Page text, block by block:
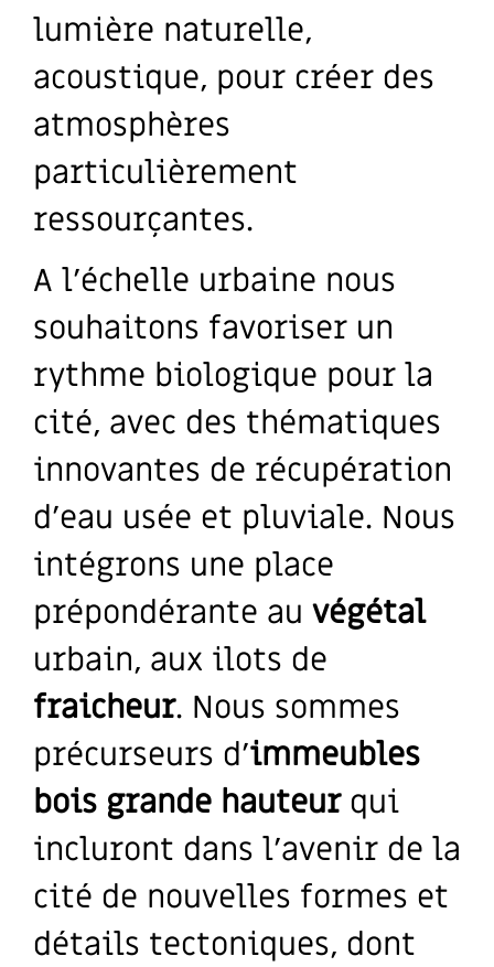
lumière naturelle,
acoustique, pour créer des
atmosphères
particulièrement
ressourçantes.
A l’échelle urbaine nous
souhaitons favoriser un
rythme biologique pour la
cité, avec des thématiques
innovantes de récupération
d’eau usée et pluviale. Nous
intégrons une place
prépondérante au végétal
urbain, aux ilots de
fraicheur. Nous sommes
précurseurs d’immeubles
bois grande hauteurqui
incluront dans l’avenir de la
cité de nouvelles formes et
détails tectoniques, dont